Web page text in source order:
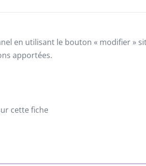
en utilisant le bouton « modifier »
apportées.
cette fiche